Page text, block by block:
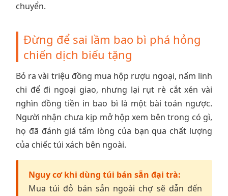
chuyển.
Đừng để sai lầm bao bì phá hỏng
chiến dịch biếu tặng
Bỏ ra vài triệu đồng mua hộp rượu ngoại, nấm linh
chi để đi ngoại giao, nhưng lại rụt rè cắt xén vài
nghìn đồng tiền in bao bì là một bài toán ngược.
Người nhận chưa kịp mở hộp xem bên trong có gì,
họ đã đánh giá tấm lòng của bạn qua chất lượng
của chiếc túi xách bên ngoài.
Nguy cơ khi dùng túi bán sẵn đại trà:
Mua túi đỏ bán sẵn ngoài chợ sẽ dẫn đến